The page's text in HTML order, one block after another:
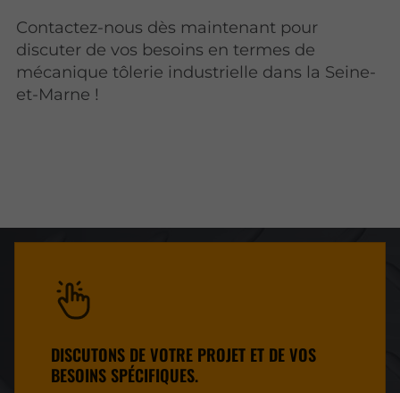
Contactez-nous dès maintenant pour
discuter de vos besoins en termes de
mécanique tôlerie industrielle dans la Seine-
et-Marne !
DISCUTONS DE VOTRE PROJET ET DE VOS
BESOINS SPÉCIFIQUES.